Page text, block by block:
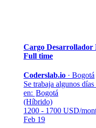
Cargo Desarrollador
Full time
Coderslab.io · Bogotá
Se trabaja algunos
en: Bogotá
(Híbrido)
1200 - 1700 USD/
Feb 19